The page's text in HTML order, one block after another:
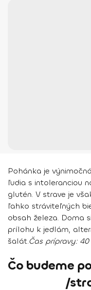
Pohánka je
ľudia s intoleranciou
glutén. V strave je
ľahko stráviteľných
obsah železa. Doma
prílohu k jedlám,
šalát.Čas prípravy:40
Čo budeme
/